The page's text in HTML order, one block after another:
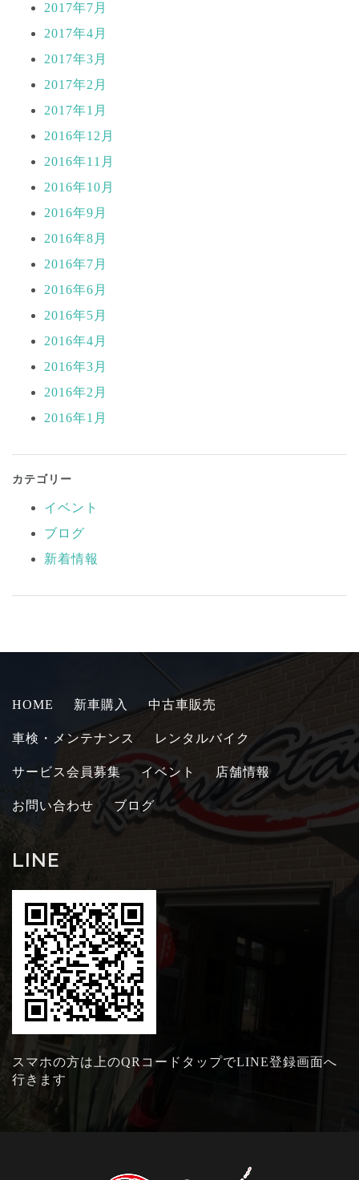
2017年7月
2017年4月
2017年3月
2017年2月
2017年1月
2016年12月
2016年11月
2016年10月
2016年9月
2016年8月
2016年7月
2016年6月
2016年5月
2016年4月
2016年3月
2016年2月
2016年1月
カテゴリー
イベント
ブログ
新着情報
HOME 新車購入 中古車販売
車検・メンテナンス レンタルバイク
サービス会員募集 イベント 店舗情報
お問い合わせ ブログ
LINE
スマホの方は上のQRコードタップでLINE登録画面へ
行きます